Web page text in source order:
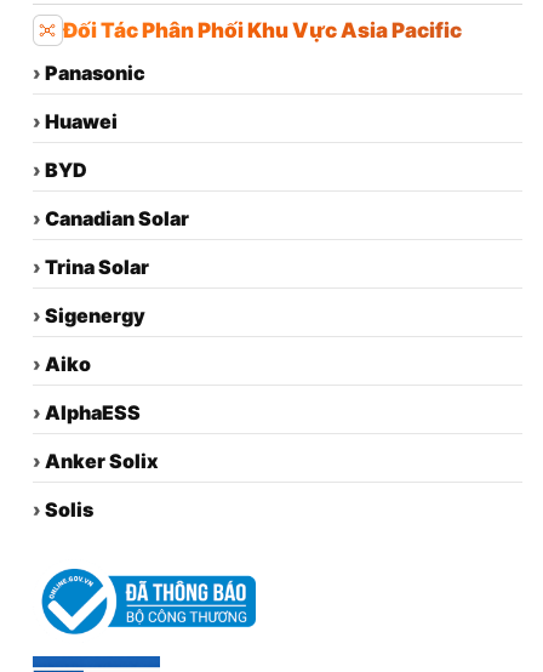
Đối Tác Phân Phối Khu Vực Asia Pacific
› Panasonic
› Huawei
› BYD
› Canadian Solar
› Trina Solar
› Sigenergy
› Aiko
› AlphaESS
› Anker Solix
› Solis